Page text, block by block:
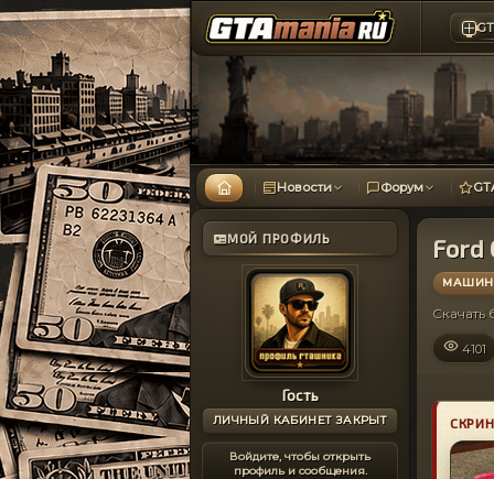
Новости Форум
МОЙ ПРОФИЛЬ
Гость
ЛИЧНЫЙ КАБИНЕТ ЗАКРЫТ
Войдите, чтобы открыть
профиль и сообщения.
Ford
Скачать
4101